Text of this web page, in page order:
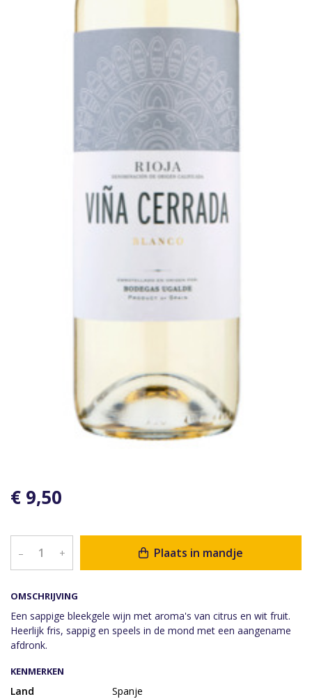
OMSCHRIJVING
Een sappige bleekgele wijn met aroma's van citrus en wit fruit.
Heerlijk fris, sappig en speels in de mond met een aangename
afdronk.
€ 9,50
– + Plaats in mandje
KENMERKEN
Land
Spanje